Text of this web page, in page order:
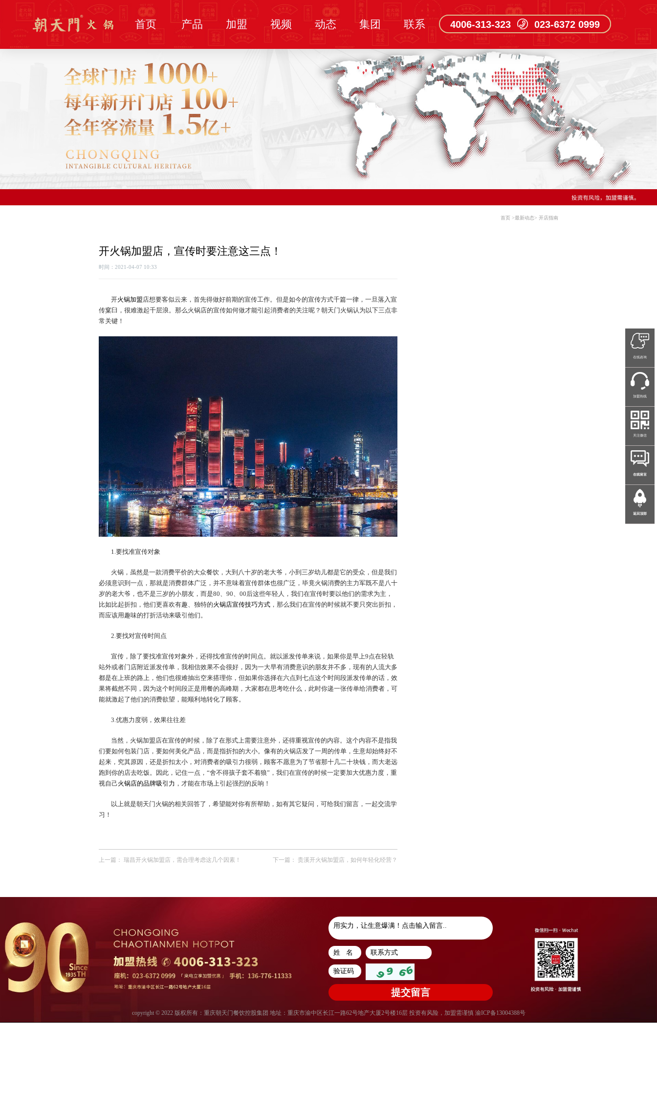
首页 产品 加盟 视频 动态 集团 联系 4006-313-323 023-6372 0999
首页>最新动态>开店指南
开火锅加盟店，宣传时要注意这三点！
时间：2021-04-07 10:33
开火锅加盟店想要客似云来，首先得做好前期的宣传工作。但是如今的宣传方式千篇一律，一旦落入宣
传窠臼，很难激起千层浪。那么火锅店的宣传如何做才能引起消费者的关注呢？朝天门火锅认为以下三点非
常关键！
1.要找准宣传对象
火锅，虽然是一款消费平价的大众餐饮，大到八十岁的老大爷，小到三岁幼儿都是它的受众，但是我们
必须意识到一点，那就是消费群体广泛，并不意味着宣传群体也很广泛，毕竟火锅消费的主力军既不是八十
岁的老大爷，也不是三岁的小朋友，而是80、90、00后这些年轻人，我们在宣传时要以他们的需求为主，
比如比起折扣，他们更喜欢有趣、独特的火锅店宣传技巧方式，那么我们在宣传的时候就不要只突出折扣，
而应该用趣味的打折活动来吸引他们。
2.要找对宣传时间点
宣传，除了要找准宣传对象外，还得找准宣传的时间点。就以派发传单来说，如果你是早上9点在轻轨
站外或者门店附近派发传单，我相信效果不会很好，因为一大早有消费意识的朋友并不多，现有的人流大多
都是在上班的路上，他们也很难抽出空来搭理你，但如果你选择在六点到七点这个时间段派发传单的话，效
果将截然不同，因为这个时间段正是用餐的高峰期，大家都在思考吃什么，此时你递一张传单给消费者，可
能就激起了他们的消费欲望，能顺利地转化了顾客。
3.优惠力度弱，效果往往差
当然，火锅加盟店在宣传的时候，除了在形式上需要注意外，还得重视宣传的内容。这个内容不是指我
们要如何包装门店，要如何美化产品，而是指折扣的大小。像有的火锅店发了一周的传单，生意却始终好不
起来，究其原因，还是折扣太小，对消费者的吸引力很弱，顾客不愿意为了节省那十几二十块钱，而大老远
跑到你的店去吃饭。因此，记住一点，“舍不得孩子套不着狼”，我们在宣传的时候一定要加大优惠力度，重
视自己火锅店的品牌吸引力 ，才能在市场上引起强烈的反响！
以上就是朝天门火锅的相关回答了，希望能对你有所帮助，如有其它疑问，可给我们留言，一起交流学
习！
上一篇： 瑞昌开火锅加盟店，需合理考虑这几个因素！ 下一篇：贵溪开火锅加盟店，如何年轻化经营？
copyright © 2022 版权所有：重庆朝天门餐饮控股集团 地址：重庆市渝中区长江一路62号地产大厦2号楼16层 投资有风险，加盟需谨慎 渝ICP备13004388号
在线咨询
加盟热线
关注微信
在线留言
返回顶部